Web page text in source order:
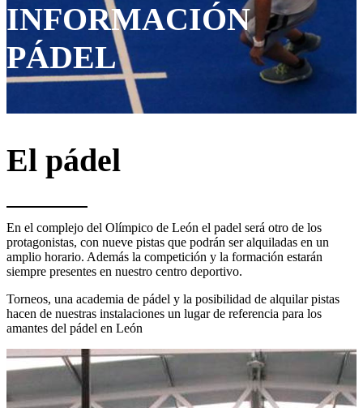
INFORMACIÓN
PÁDEL
El pádel
En el complejo del Olímpico de León el padel será otro de los
protagonistas, con nueve pistas que podrán ser alquiladas en un
amplio horario. Además la competición y la formación estarán
siempre presentes en nuestro centro deportivo.
Torneos, una academia de pádel y la posibilidad de alquilar pistas
hacen de nuestras instalaciones un lugar de referencia para los
amantes del pádel en León